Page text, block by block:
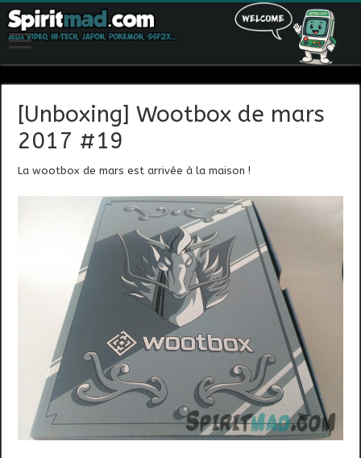
[Unboxing] Wootbox de mars
2017 #19
La wootbox de mars est arrivée à la maison !